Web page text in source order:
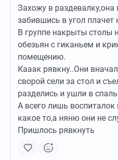
Захожу в раздевалку,она
забившись в угол плачет
В группе накрыты столы
обезьян с гиканьем и
помещению.
Кааак рявкну..Они
сворой сели за стол и
разделись и ушли в
А всего лишь
какое то,а няню они не
Пришлось рявкнуть